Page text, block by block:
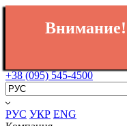
Внимание!
+38 (095) 545-4500
РУС УКР ENG